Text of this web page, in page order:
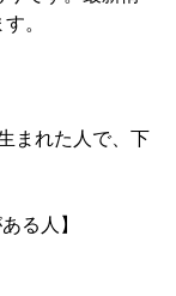
。
まれた人で、下
る人】